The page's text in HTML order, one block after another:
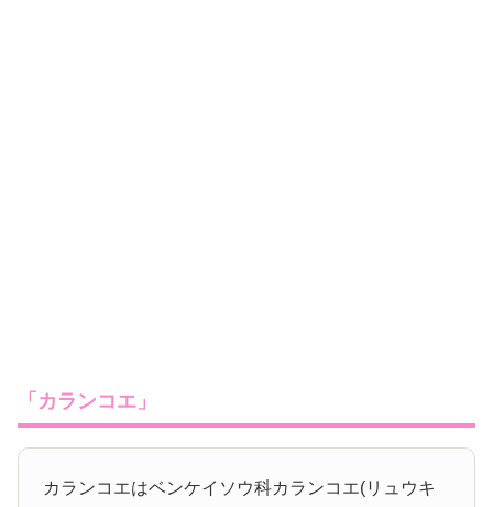
「カランコエ」
カランコエはベンケイソウ科カランコエ(リュウキ